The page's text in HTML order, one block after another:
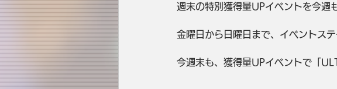
週末の特別獲得量UPイベントを今週
金曜日から日曜日まで、イベントス
今週末も、獲得量UPイベントで「